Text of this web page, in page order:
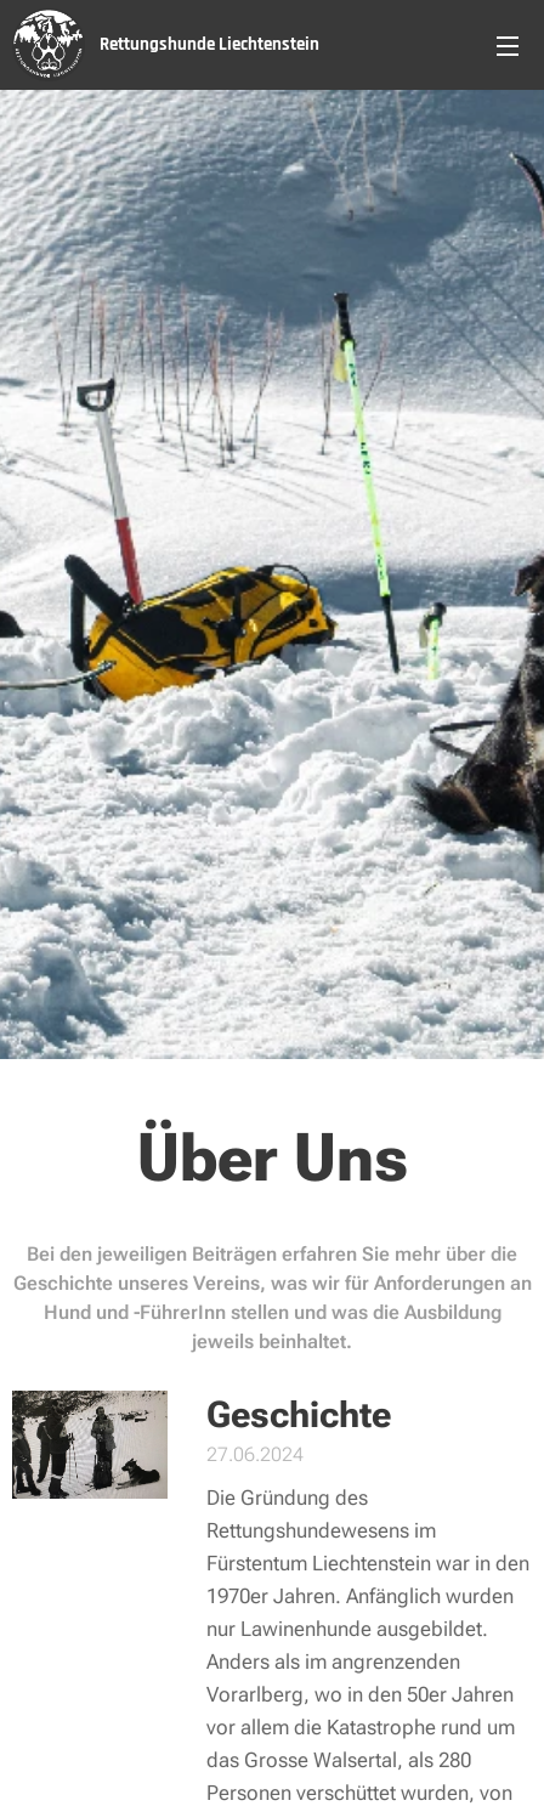
Rettungshunde Liechtenstein
Über Uns
Bei den jeweiligen Beiträgen erfahren Sie mehr über die
Geschichte unseres Vereins, was wir für Anforderungen an
Hund und -FührerInn stellen und was die Ausbildung
jeweils beinhaltet.
Geschichte
27.06.2024
Die Gründung des
Rettungshundewesens im
Fürstentum Liechtenstein war in den
1970er Jahren. Anfänglich wurden
nur Lawinenhunde ausgebildet.
Anders als im angrenzenden
Vorarlberg, wo in den 50er Jahren
vor allem die Katastrophe rund um
das Grosse Walsertal, als 280
Personen verschüttet wurden, von